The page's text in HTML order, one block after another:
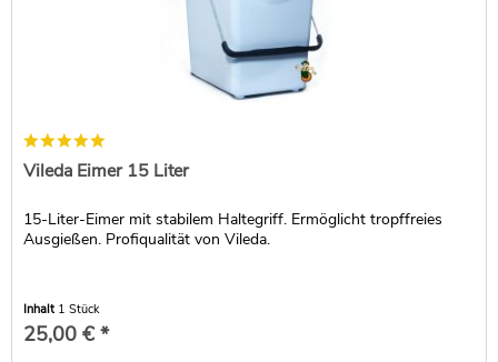
Vileda Eimer 15 Liter
15-Liter-Eimer mit stabilem Haltegriff. Ermöglicht tropffreies
Ausgießen. Profiqualität von Vileda.
Inhalt 1 Stück
25,00 € *